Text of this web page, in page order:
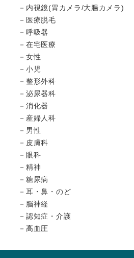
内視鏡(胃カメラ/大腸カメラ)
医療脱毛
呼吸器
在宅医療
女性
小児
整形外科
泌尿器科
消化器
産婦人科
男性
皮膚科
眼科
精神
糖尿病
耳・鼻・のど
脳神経
認知症・介護
高血圧